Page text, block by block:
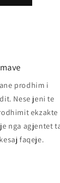
prodhim i
Nese jeni te
ekzakte
nga agjentet
faqeje.